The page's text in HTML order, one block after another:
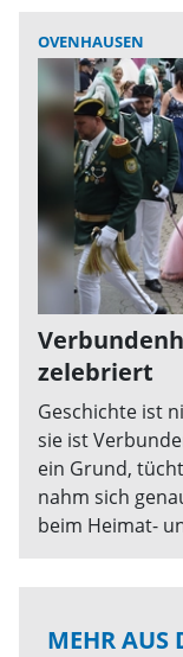
OVENHAUSEN
zelebriert
Geschichte ist
sie ist
ein Grund,
nahm sich
beim Heimat-
Jahre
MEHR AUS